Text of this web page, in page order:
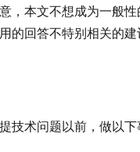
，本文不想成为一般性
的回答不特别相关的建
技术问题以前，做以下